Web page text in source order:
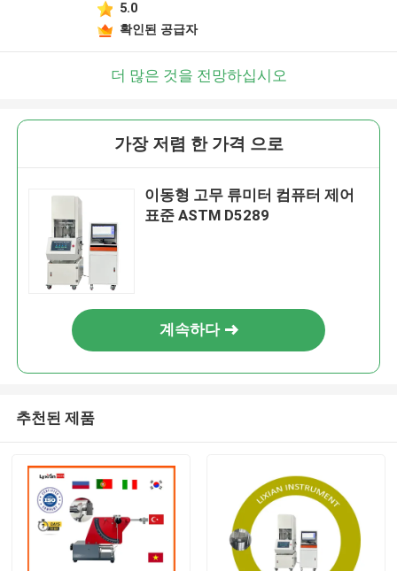
5.0
확인된 공급자
더 많은 것을 전망하십시오
가장 저렴 한 가격 으로
이동형 고무 류미터 컴퓨터 제어
표준 ASTM D5289
계속하다
추천된 제품